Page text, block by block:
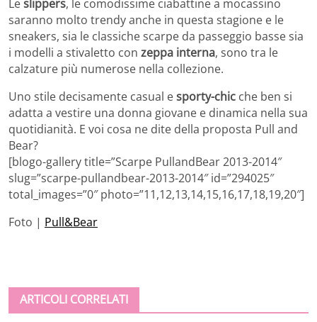
Leslippers, le comodissime ciabattine a mocassino
saranno molto trendy anche in questa stagione e le
sneakers, sia le classiche scarpe da passeggio basse sia
i modelli a stivaletto con zeppa interna, sono tra le
calzature più numerose nella collezione.
Uno stile decisamente casual esporty-chic che ben si
adatta a vestire una donna giovane e dinamica nella sua
quotidianità. E voi cosa ne dite della proposta Pull and
Bear?
[blogo-gallery title=”Scarpe PullandBear 2013-2014″
slug=”scarpe-pullandbear-2013-2014″ id=”294025″
total_images=”0″ photo=”11,12,13,14,15,16,17,18,19,20″]
Foto | Pull&Bear
ARTICOLI CORRELATI